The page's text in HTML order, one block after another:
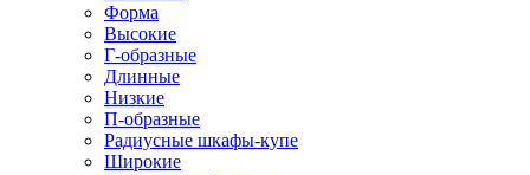
Форма
Высокие
Г-образные
Длинные
Низкие
П-образные
Радиусные шкафы-купе
Широкие